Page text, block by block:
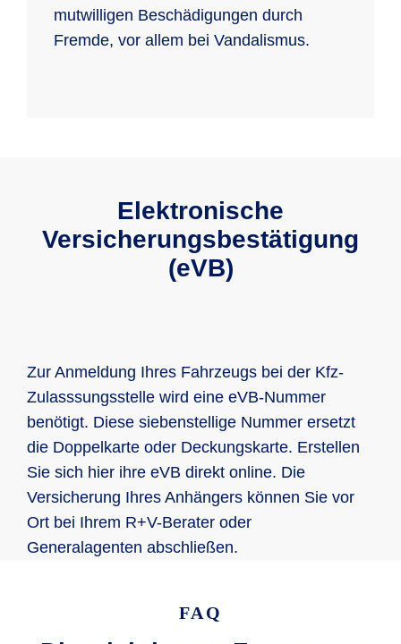
mutwilligen Beschädigungen durch
Fremde, vor allem bei Vandalismus.
Elektronische
Versicherungs­bestätigung
(eVB)
Zur Anmeldung Ihres Fahrzeugs bei der Kfz-
Zulasssungsstelle wird eine eVB-Nummer
benötigt. Diese siebenstellige Nummer ersetzt
die Doppelkarte oder Deckungskarte. Erstellen
Sie sich hier ihre eVB direkt online. Die
Versicherung Ihres Anhängers können Sie vor
Ort bei Ihrem R+V-Berater oder
Generalagenten abschließen.
FAQ